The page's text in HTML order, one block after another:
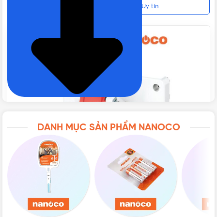
CHẤT LIỆU Polyamid 6
TIÊU CHUẨN
NHIỆT ĐỘ HOẠT ĐỘNG
ĐÓNG GÓI 10 cái/hộp, 60 cái/thùng
| 32A 5P 400V IP44 Chính hãng, Giá tốt, Uy tín
DANH MỤC SẢN PHẨM NANOCO